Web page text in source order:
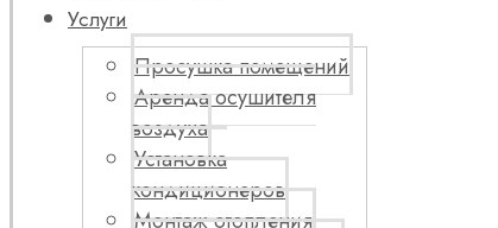
Услуги
Просушка помещений
Аренда осушителя
воздуха
Установка
кондиционеров
Монтаж отопления